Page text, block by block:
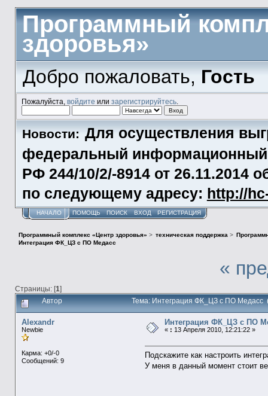
Программный
здоровья»
Добро пожаловать,Гость
Пожалуйста, войдите или зарегистрируйтесь.
Новости: Для осуществления
федеральный информационный
РФ 244/10/2/-8914 от 26.11.2014
по следующему адресу: http://
НАЧАЛО ПОМОЩЬ ПОИСК ВХОД РЕГИСТРАЦИЯ
Программный комплекс «Центр здоровья» > техническая поддержка >
Интеграция ФК_ЦЗ с ПО Медасс
«
Страницы: [1]
Автор Тема: Интеграция ФК_ЦЗ с ПО Медасс
Alexandr
Newbie
Карма: +0/-0
Сообщений: 9
Интеграция ФК_ЦЗ с ПО
« : 13 Апреля 2010, 12:21:22 »
Подскажите как настроить
У меня в данный момент стоит